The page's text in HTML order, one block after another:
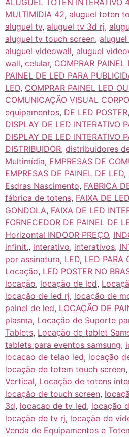
ALUGUEL TOTEN INTERATIVO
MULTIMIDIA 42, aluguel toten
aluguel tv, aluguel tv 3d rj,
aluguel tv touch screen,
aluguel videowall, aluguel
wall, celular, COMPRAR PAINEL
PAINEL DE LED PARA
LED, COMPRAR PAINEL LED
COMUNICAÇÃO VISUAL
equipamentos, DE LED POSTER,
DISPLAY DE LED INTERATIVO
DISPLAY DE LED INTERATIVO
DISTRIBUIDOR, distribuidores
Multimídia, EMPRESAS DE
EMPRESAS DE PAINEL DE LED,
Esdras Nascimento, FABRICA
fábrica de totens, FAIXA DE
GONDOLA, FAIXA DE LED
FORNECEDOR DE PAINEL DE
Horizontal INDOOR PREÇO,
infinit., interativo, interativos,
por assinatura, LED, LED PARA
Locação, LED POSTER NO
locação, locação de lcd,
locação de led rj, locação de
painel de led, LOCAÇÃO DE
plasma, Locação de Suporte
Tablets, Locação de tablet
tablets para eventos samsung,
locacao de telao led, locação
locação de totem touch screen,
Vertical, Locação de totens
locação de touch screen,
3d, locacao de tv led, locação
locação de tv rj, locação de
Venda de Equipamentos e